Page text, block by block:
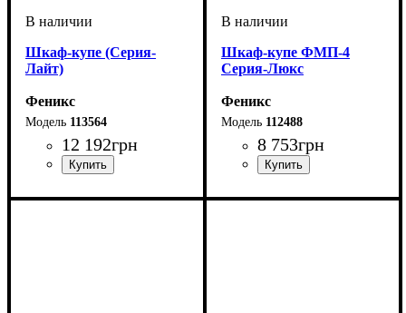
Шкаф-купе (Серия-
Лайт)
Феникс
113564
12 192грн
Шкаф-купе ФМП-4
Серия-Люкс
Феникс
112488
8 753грн